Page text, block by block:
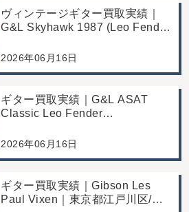
ヴィンテージギター買取実績｜
G&L Skyhawk 1987 (Leo Fender
川区/店頭買取/コンディション良
2026年06月16日
ギター買取実績｜G&L ASAT
Classic Leo Fender
江戸川区/店頭買取/コンディショ
2026年06月16日
ギター買取実績｜Gibson Les
Paul Vixen｜東京都江戸川区/店